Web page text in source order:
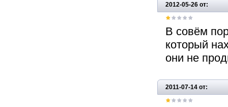
2012-05-26 от:
В совём
который
они не
2011-07-14 от: